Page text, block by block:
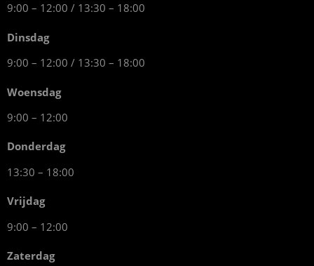
9:00 – 12:00 / 13:30 – 18:00
Dinsdag
9:00 – 12:00 / 13:30 – 18:00
Woensdag
9:00 – 12:00
Donderdag
13:30 – 18:00
Vrijdag
9:00 – 12:00
Zaterdag